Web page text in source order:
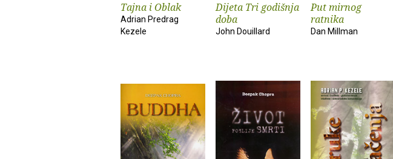
Tajna i Oblak
Adrian Predrag
Kezele
Dijeta Tri godišnja
doba
John Douillard
Put mirnog
ratnika
Dan Millman